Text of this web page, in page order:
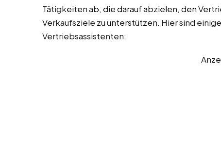
Tätigkeiten ab, die darauf abzielen, den
Verkaufsziele zu unterstützen. Hier sind
Vertriebsassistenten: